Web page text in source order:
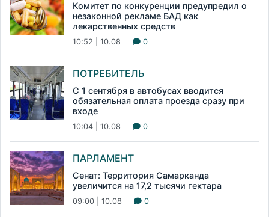
Комитет по конкуренции предупредил о
незаконной рекламе БАД как
лекарственных средств
10:52 | 10.08 0
ПОТРЕБИТЕЛЬ
С 1 сентября в автобусах вводится
обязательная оплата проезда сразу при
входе
10:04 | 10.08 0
ПАРЛАМЕНТ
Сенат: Территория Самарканда
увеличится на 17,2 тысячи гектара
09:00 | 10.08 0